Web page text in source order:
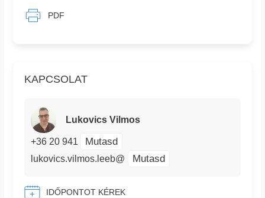
KAPCSOLAT
Lukovics Vilmos
+36 20 941 Mutasd
lukovics.vilmos.leeb@ Mutasd
IDŐPONTOT KÉREK
PDF